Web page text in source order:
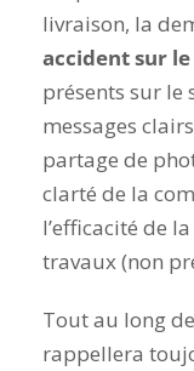
livraison, la
accident sur
présents sur le
messages
partage de
clarté de la
l’efficacité de
travaux (non
Tout au long
rappellera